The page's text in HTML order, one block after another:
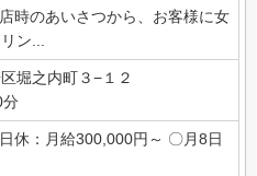
時のあいさつから、お客様に女
ン...
堀之内町３−１２
分
休：月給300,000円～ 〇月8日